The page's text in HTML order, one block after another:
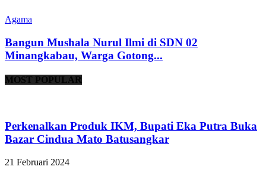
Agama
Bangun Mushala Nurul Ilmi di SDN 02
Minangkabau, Warga Gotong...
MOST POPULAR
Perkenalkan Produk IKM, Bupati Eka Putra Buka
Bazar Cindua Mato Batusangkar
21 Februari 2024